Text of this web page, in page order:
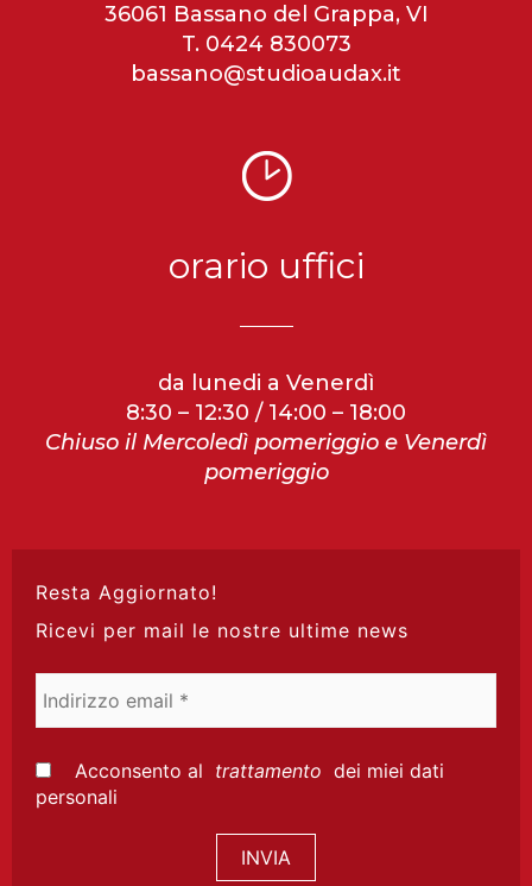
36061 Bassano del Grappa, VI
T. 0424 830073
bassano@studioaudax.it
orario uffici
da lunedi a Venerdì
8:30 – 12:30 / 14:00 – 18:00
Chiuso il Mercoledì pomeriggio e Venerdì
pomeriggio
Resta Aggiornato!
Ricevi per mail le nostre ultime news
email
Acconsento al trattamento dei miei dati
personali